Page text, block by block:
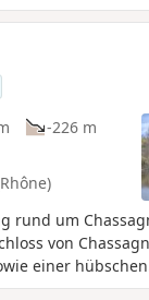
-226 m
rund um
von
einer hübschen
Mornantet.